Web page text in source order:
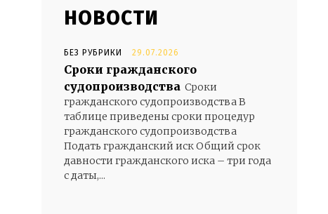
НОВОСТИ
БЕЗ РУБРИКИ 29.07.2026
Сроки гражданского
судопроизводства Сроки
гражданского судопроизводства В
таблице приведены сроки процедур
гражданского судопроизводства
Подать гражданский иск Общий срок
давности гражданского иска – три года
с даты,...